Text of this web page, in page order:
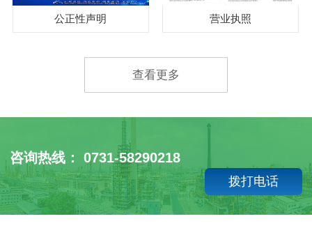
公正性声明 营业执照
查看更多
咨询热线： 0731-58290218
拨打电话